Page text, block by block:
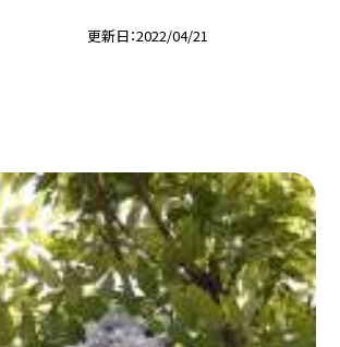
更新日 2022/04/21